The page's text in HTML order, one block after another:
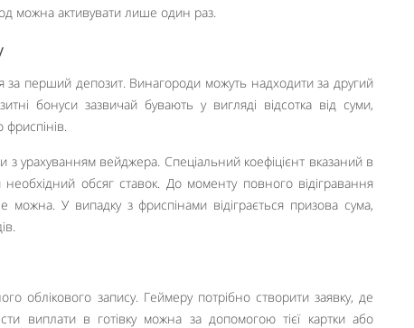
можна активувати лише один раз.
перший депозит. Винагороди можуть надходити за другий
бонуси зазвичай бувають у вигляді відсотка від суми,
фриспінів.
з урахуванням вейджера. Спеціальний коефіцієнт вказаний в
необхідний обсяг ставок. До моменту повного відігравання
можна. У випадку з фриспінами відіграється призова сума,
облікового запису. Геймеру потрібно створити заявку, де
виплати в готівку можна за допомогою тієї картки або